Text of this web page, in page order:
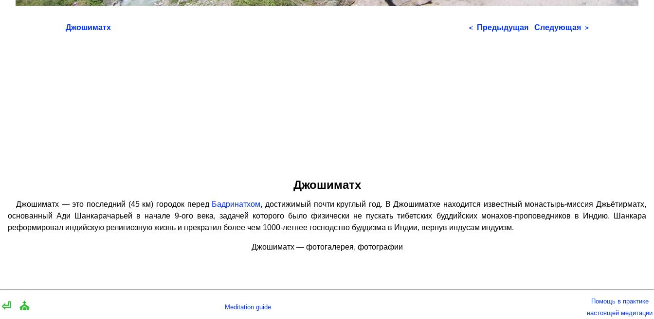
Джошиматх < Предыдущая Следующая >
Джошиматх
Джошиматх — это последний (45 км) городок перед Бадринатхом, достижимый почти круглый год. В Джошиматхе находится известный монастырь-миссия Джьётирматх,
основанный Ади Шанкарачарьей в начале 9-ого века, задачей которого было физически не пускать тибетских буддийских монахов-проповедников в Индию. Шанкара
реформировал индийскую религиозную жизнь и прекратил более чем 1000-летнее господство буддизма в Индии, вернув индусам индуизм.
Джошиматх — фотогалерея, фотографии
⏎ ⛪ Meditation guide
Помощь в практике
настоящей медитации